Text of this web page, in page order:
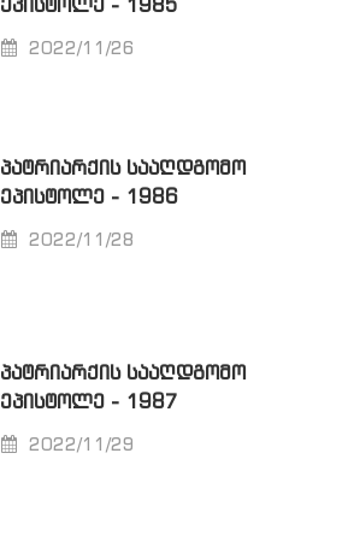
ᲔᲞᲘᲡᲢᲝᲚᲔ - 1985
2022/11/26
ᲞᲐᲢᲠᲘᲐᲠᲥᲘᲡ ᲡᲐᲐᲦᲓᲒᲝᲛᲝ
ᲔᲞᲘᲡᲢᲝᲚᲔ - 1986
2022/11/28
ᲞᲐᲢᲠᲘᲐᲠᲥᲘᲡ ᲡᲐᲐᲦᲓᲒᲝᲛᲝ
ᲔᲞᲘᲡᲢᲝᲚᲔ - 1987
2022/11/29